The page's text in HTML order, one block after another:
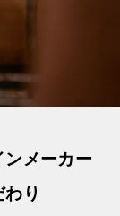
ンメーカー
り